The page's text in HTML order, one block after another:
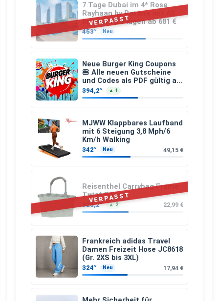
VERPASST
7 Tage Dubai im 4* Rose
Rayhaan by Rotana mit All
Inclusive & Flügen ab 681 €
453° Neu
Neue Burger King Coupons
🍔 Alle neuen Gutscheine
und Codes als PDF gültig ab
25.07.2026 bis 04.09.2026
394,2° ▲ 1
MJWW Klappbares Laufband
mit 6 Steigung 3,8 Mph/6
Km/h Walking
342° Neu 49,15 €
VERPASST
Reisenthel Carrybag Frame
Twist Sage
328,2° ▲ 2 22,99 €
Frankreich adidas Travel
Damen Freizeit Hose JC8618
(Gr. 2XS bis 3XL)
324° Neu 17,94 €